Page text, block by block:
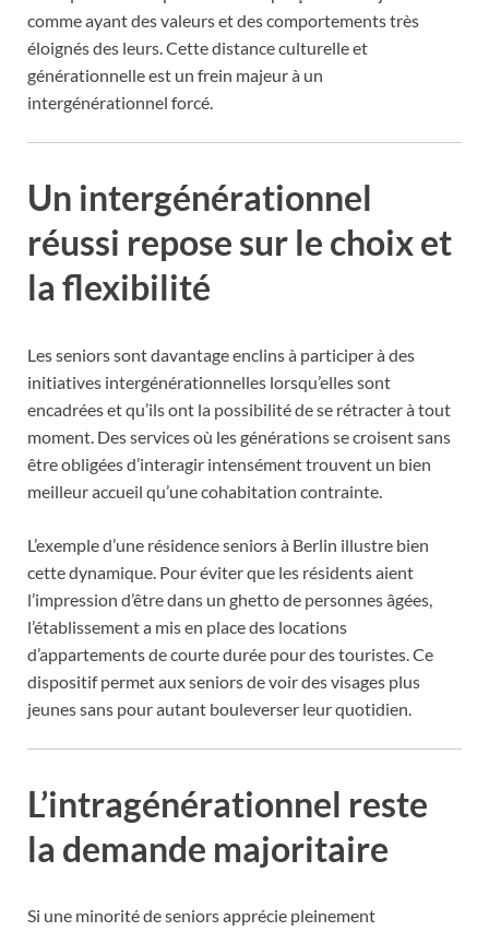
comme ayant des valeurs et des comportements très
éloignés des leurs. Cette distance culturelle et
générationnelle est un frein majeur à un
intergénérationnel forcé.
Un intergénérationnel
réussi repose sur le choix et
la flexibilité
Les seniors sont davantage enclins à participer à des
initiatives intergénérationnelles lorsqu’elles sont
encadrées et qu’ils ont la possibilité de se rétracter à tout
moment. Des services où les générations se croisent sans
être obligées d’interagir intensément trouvent un bien
meilleur accueil qu’une cohabitation contrainte.
L’exemple d’une résidence seniors à Berlin illustre bien
cette dynamique. Pour éviter que les résidents aient
l’impression d’être dans un ghetto de personnes âgées,
l’établissement a mis en place des locations
d’appartements de courte durée pour des touristes. Ce
dispositif permet aux seniors de voir des visages plus
jeunes sans pour autant bouleverser leur quotidien.
L’intragénérationnel reste
la demande majoritaire
Si une minorité de seniors apprécie pleinement